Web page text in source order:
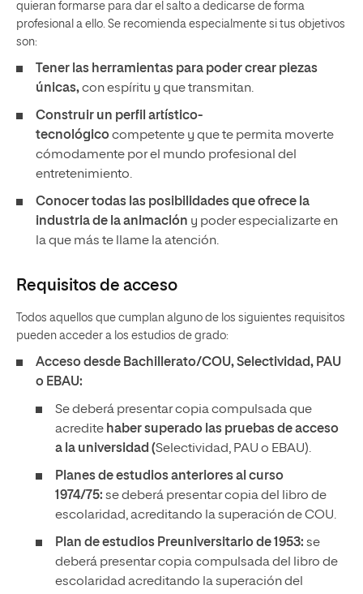
quieran formarse para dar el salto a dedicarse de forma
profesional a ello. Se recomienda especialmente si tus objetivos
son:
Tener las herramientas para poder crear piezas
únicas,con espíritu y que transmitan.
Construir un perfil artístico-
tecnológicocompetente y que te permita moverte
cómodamente por el mundo profesional del
entretenimiento.
Conocer todas las posibilidades que ofrece la
industria de la animación y poder especializarte en
la que más te llame la atención.
Requisitos de acceso
Todos aquellos que cumplan alguno de los siguientes requisitos
pueden acceder a los estudios de grado:
Acceso desde Bachillerato/COU, Selectividad, PAU
o EBAU:
Se deberá presentar copia compulsada que
acredite haber superado las pruebas de acceso
a la universidad (Selectividad, PAU o EBAU).
Planes de estudios anteriores al curso
1974/75: se deberá presentar copia del libro de
escolaridad, acreditando la superación de COU.
Plan de estudios Preuniversitario de 1953: se
deberá presentar copia compulsada del libro de
escolaridad acreditando la superación del